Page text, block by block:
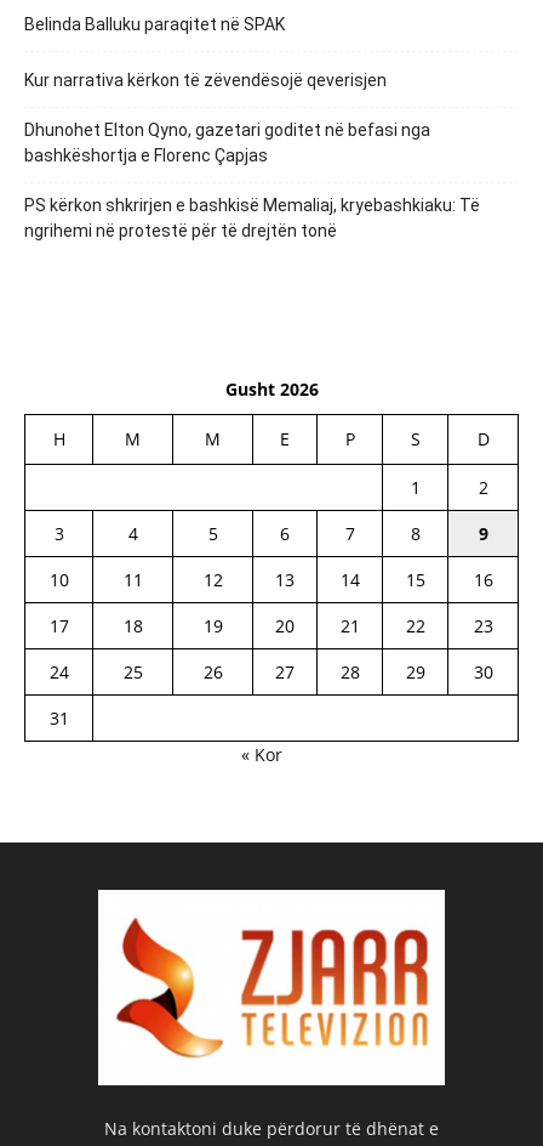
Belinda Balluku paraqitet në SPAK
Kur narrativa kërkon të zëvendësojë qeverisjen
Dhunohet Elton Qyno, gazetari goditet në befasi nga
bashkëshortja e Florenc Çapjas
PS kërkon shkrirjen e bashkisë Memaliaj, kryebashkiaku: Të
ngrihemi në protestë për të drejtën tonë
Gusht 2026
H M M E P S D
1
2
3
4 5 6 7 8
9
10
11 12 13 14 15
16
17
18 19 20 21 22
23
24
25 26 27 28 29
30
31
« Kor
Na kontaktoni duke përdorur të dhënat e